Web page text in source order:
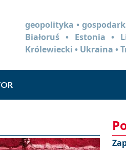
geopolityka •
Białoruś • Estonia •
Królewiecki • Ukraina •